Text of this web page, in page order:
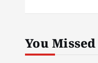
You Missed